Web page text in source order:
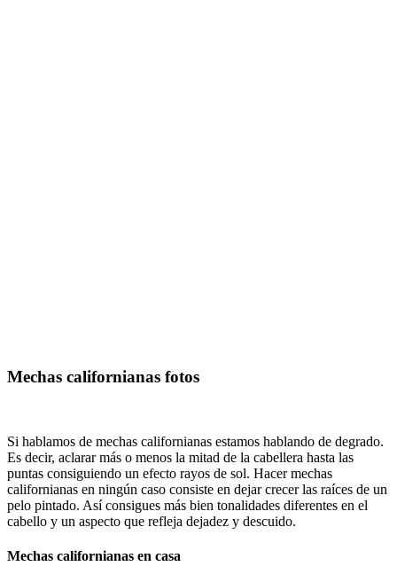
Mechas californianas fotos
Si hablamos de mechas californianas estamos hablando de degrado.
Es decir, aclarar más o menos la mitad de la cabellera hasta las
puntas consiguiendo un efecto rayos de sol. Hacer mechas
californianas en ningún caso consiste en dejar crecer las raíces de un
pelo pintado. Así consigues más bien tonalidades diferentes en el
cabello y un aspecto que refleja dejadez y descuido.
Mechas californianas en casa